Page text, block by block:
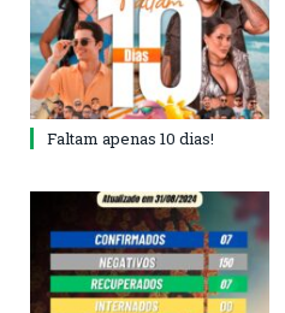
Faltam apenas 10 dias!